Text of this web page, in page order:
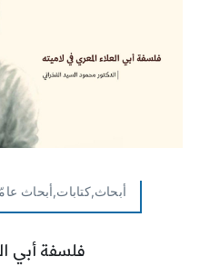
أبحاث,كتابات,أبحاث
فلسفة أبي